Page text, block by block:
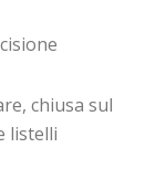
chiusa sul
listelli